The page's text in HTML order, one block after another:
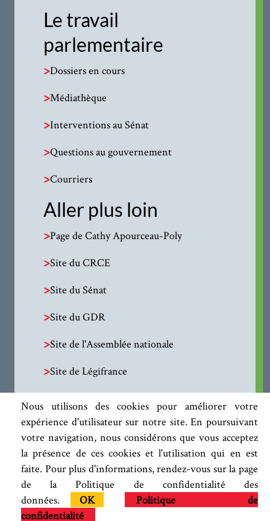
Nous utilisons des cookies pour améliorer votre
expérience d'utilisateur sur notre site. En poursuivant
votre navigation, nous considérons que vous acceptez
la présence de ces cookies et l'utilisation qui en est
faite. Pour plus d'informations, rendez-vous sur la page
de la Politique de confidentialité des
données.
OK
Politique de
confidentialité
Le travail
parlementaire
>Dossiers en cours
>Médiathèque
>Interventions au Sénat
>Questions au gouvernement
>Courriers
Aller plus loin
>Page de Cathy Apourceau-Poly
>Site du CRCE
>Site du Sénat
>Site du GDR
>Site de l'Assemblée nationale
>Site de Légifrance